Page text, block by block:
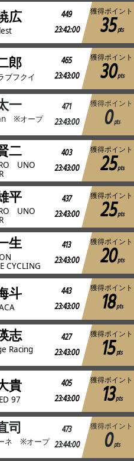
広
449
23:42:00
獲得ポイント
35 pts
郎
ブフクイ
465
23:43:00
獲得ポイント
30pts
一
※オープ
471
23:43:00
獲得ポイント
0 pts
二
UNO
403
23:43:00
獲得ポイント
25pts
平
UNO
437
23:43:00
獲得ポイント
25pts
生
CYCLING
413
23:43:00
獲得ポイント
20pts
斗
443
23:43:00
獲得ポイント
18pts
志
Racing
427
23:43:00
獲得ポイント
15pts
貴
97
405
23:43:00
獲得ポイント
13pts
司
ネ ※オープ
473
23:44:00
獲得ポイント
0 pts